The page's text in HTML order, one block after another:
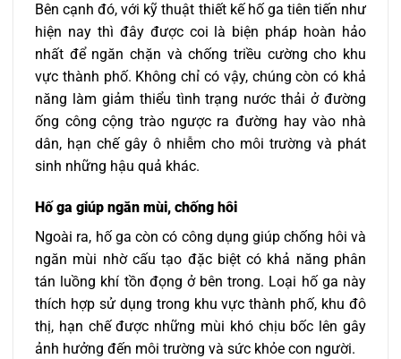
Bên cạnh đó, với kỹ thuật thiết kế hố ga tiên tiến như
hiện nay thì đây được coi là biện pháp hoàn hảo
nhất để ngăn chặn và chống triều cường cho khu
vực thành phố. Không chỉ có vậy, chúng còn có khả
năng làm giảm thiểu tình trạng nước thải ở đường
ống công cộng trào ngược ra đường hay vào nhà
dân, hạn chế gây ô nhiễm cho môi trường và phát
sinh những hậu quả khác.
Hố ga giúp ngăn mùi, chống hôi
Ngoài ra, hố ga còn có công dụng giúp chống hôi và
ngăn mùi nhờ cấu tạo đặc biệt có khả năng phân
tán luồng khí tồn đọng ở bên trong. Loại hố ga này
thích hợp sử dụng trong khu vực thành phố, khu đô
thị, hạn chế được những mùi khó chịu bốc lên gây
ảnh hưởng đến môi trường và sức khỏe con người.